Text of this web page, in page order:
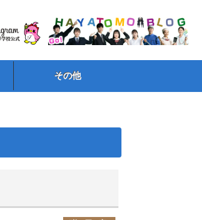
その他